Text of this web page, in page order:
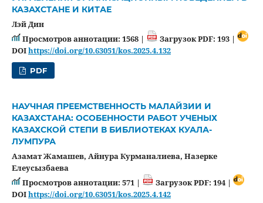
КАЗАХСТАНЕ И КИТАЕ
Лэй Дин
Просмотров аннотации: 1568 |
Загрузок PDF: 193 |
DOIhttps://doi.org/10.63051/kos.2025.4.132
PDF
НАУЧНАЯ ПРЕЕМСТВЕННОСТЬ МАЛАЙЗИИ И
КАЗАХСТАНА: ОСОБЕННОСТИ РАБОТ УЧЕНЫХ
КАЗАХСКОЙ СТЕПИ В БИБЛИОТЕКАХ КУАЛА-
ЛУМПУРА
Азамат Жамашев, Айнура Курманалиева, Назерке
Елеусызбаева
Просмотров аннотации: 571 |
Загрузок PDF: 194 |
DOIhttps://doi.org/10.63051/kos.2025.4.142